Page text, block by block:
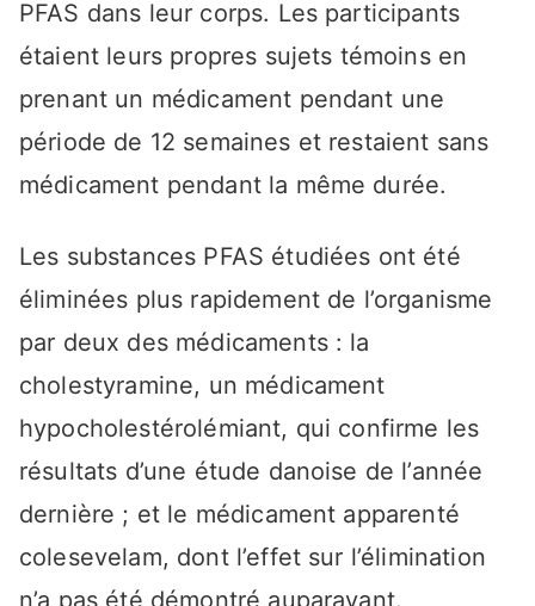
PFAS dans leur corps. Les participants
étaient leurs propres sujets témoins en
prenant un médicament pendant une
période de 12 semaines et restaient sans
médicament pendant la même durée.
Les substances PFAS étudiées ont été
éliminées plus rapidement de l’organisme
par deux des médicaments : la
cholestyramine, un médicament
hypocholestérolémiant, qui confirme les
résultats d’une étude danoise de l’année
dernière ; et le médicament apparenté
colesevelam, dont l’effet sur l’élimination
n’a pas été démontré auparavant.